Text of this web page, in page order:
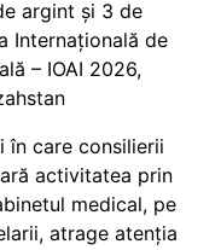
argint și 3 de
Internațională de
– IOAI 2026,
în care consilierii
activitatea prin
medical, pe
atrage atenția